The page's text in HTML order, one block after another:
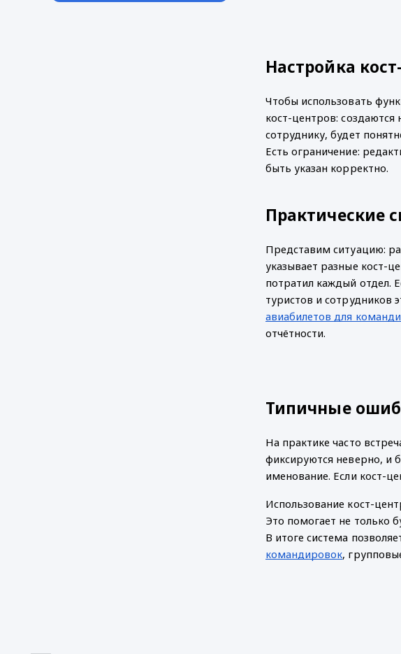
Настройка
Чтобы использовать
кост-центров:
сотруднику, будет
Есть ограничение:
быть указан корректно.
Практические
Представим ситуацию:
указывает разные кост-
потратил каждый отдел.
туристов и сотрудников
авиабилетов для
отчётности.
Типичные
На практике часто
фиксируются неверно, и
именование. Если кост-
Использование кост-
Это помогает не только
В итоге система
командировок,